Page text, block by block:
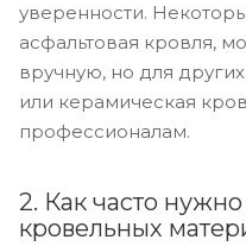
уверенности.
асфальтовая кровля,
вручную, но для
или керамическая
профессионалам.
2. Как часто
кровельных